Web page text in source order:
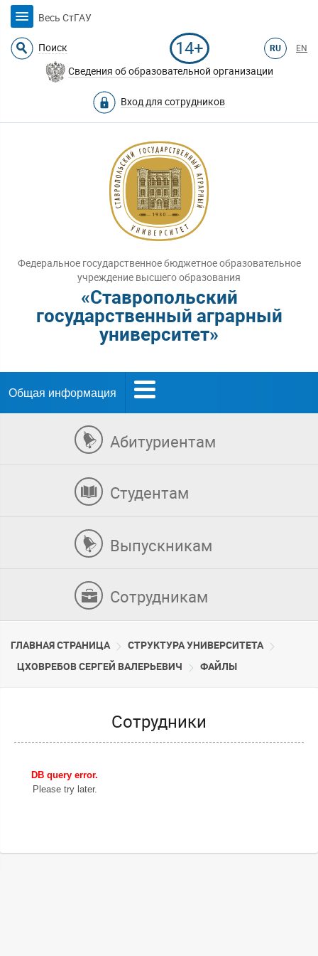
Весь СтГАУ
Поиск 14+ RU EN
Сведения об образовательной организации
Вход для сотрудников
Федеральное государственное бюджетное образовательное
учреждение высшего образования
«Ставропольский
государственный аграрный
университет»
Общая информация
Абитуриентам
Студентам
Выпускникам
Сотрудникам
ГЛАВНАЯ СТРАНИЦА
CТРУКТУРА УНИВЕРСИТЕТА
ЦХОВРЕБОВ СЕРГЕЙ ВАЛЕРЬЕВИЧ
ФАЙЛЫ
Сотрудники
DB query error.
Please try later.